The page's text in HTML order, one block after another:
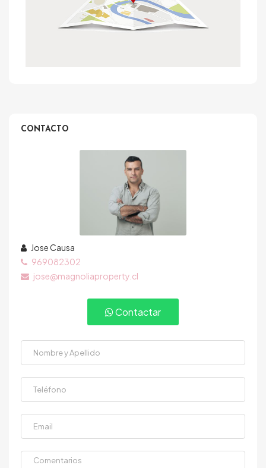
CONTACTO
Jose Causa
969082302
jose@magnoliaproperty.cl
Contactar